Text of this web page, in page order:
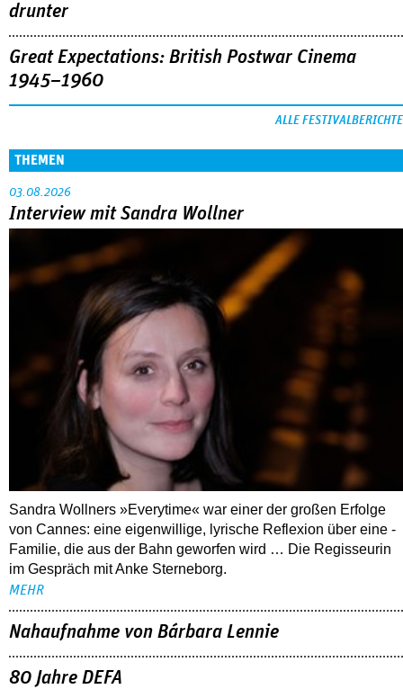
drunter
Great Expectations: British Postwar Cinema
1945–1960
ALLE FESTIVALBERICHTE
THEMEN
03.08.2026
Interview mit Sandra Wollner
Sandra Wollners »Everytime« war einer der großen Erfolge
von Cannes: eine eigenwillige, lyrische Reflexion über eine ­
Familie, die aus der Bahn geworfen wird … Die Regisseurin
im Gespräch mit Anke Sterneborg.
MEHR
Nahaufnahme von Bárbara Lennie
80 Jahre DEFA